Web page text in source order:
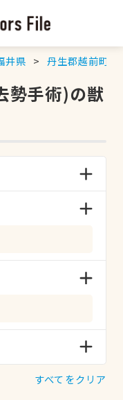
井県 丹生郡越前町
勢手術)の獣
すべてをクリア